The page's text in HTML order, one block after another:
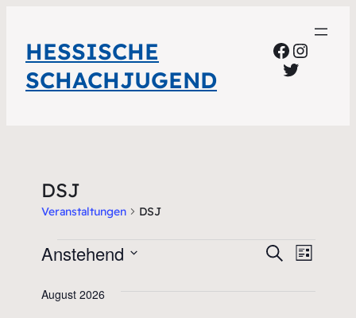
HESSISCHE
SCHACHJUGEND
Twitter
DSJ
Veranstaltungen DSJ
Veranstaltungen SucheListe
Anstehend
wählen.
August 2026